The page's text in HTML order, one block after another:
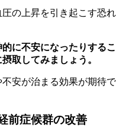
の上昇を引き起こす恐れ
に不安になったりするこ
取してみましょう。
安が治まる効果が期待で
前症候群の改善